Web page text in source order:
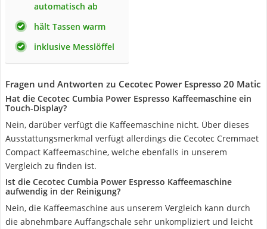
automatisch ab
hält Tassen warm
inklusive Messlöffel
Fragen und Antworten zu Cecotec Power Espresso 20 Matic
Hat die Cecotec Cumbia Power Espresso Kaffeemaschine ein
Touch-Display?
Nein, darüber verfügt die Kaffeemaschine nicht. Über dieses
Ausstattungsmerkmal verfügt allerdings die Cecotec Cremmaet
Compact Kaffeemaschine, welche ebenfalls in unserem
Vergleich zu finden ist.
Ist die Cecotec Cumbia Power Espresso Kaffeemaschine
aufwendig in der Reinigung?
Nein, die Kaffeemaschine aus unserem Vergleich kann durch
die abnehmbare Auffangschale sehr unkompliziert und leicht